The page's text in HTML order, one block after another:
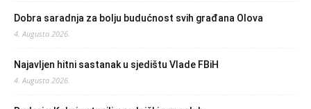
Dobra saradnja za bolju budućnost svih građana Olova
4. Augusta 2026.
Najavljen hitni sastanak u sjedištu Vlade FBiH
4. Augusta 2026.